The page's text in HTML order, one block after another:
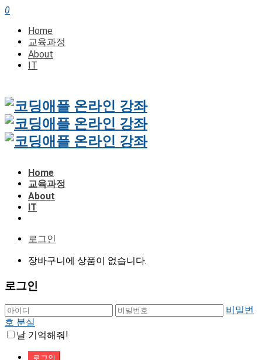
0
Home
교육과정
About
IT
Home
교육과정
About
IT
로그인
장바구니에 상품이 없습니다.
로그인
비밀번
호 분실
날 기억해줘!